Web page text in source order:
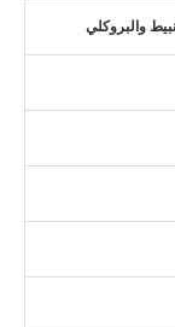
والبروكلي